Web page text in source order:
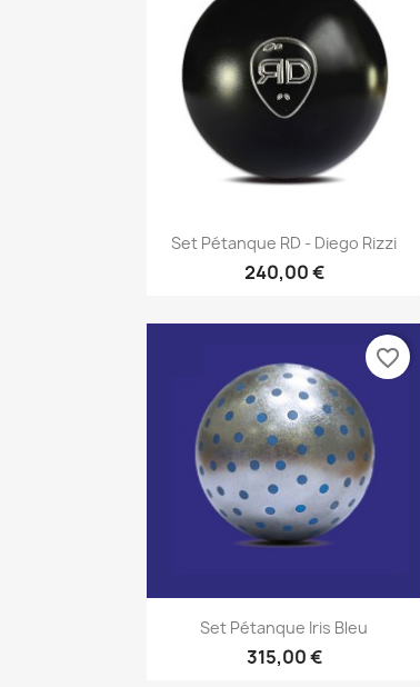
Aperçu rapide
Set Pétanque RD - Diego Rizzi
240,00 €
Aperçu rapide
Set Pétanque Iris Bleu
315,00 €
favorite_border